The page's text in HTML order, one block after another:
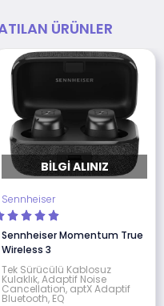
ÜRÜNLER
BILGI ALINIZ
Sennheiser
Sennheiser Momentum True
Wireless 3
Tek Sürücülü Kablosuz
Kulaklık, Adaptif Noise
Cancellation, aptX Adaptif
Bluetooth, EQ